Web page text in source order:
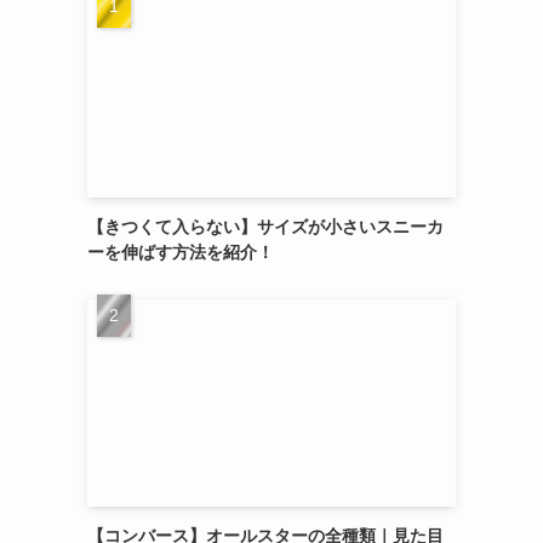
【きつくて入らない】サイズが小さいスニーカ
ーを伸ばす方法を紹介！
【コンバース】オールスターの全種類｜見た目